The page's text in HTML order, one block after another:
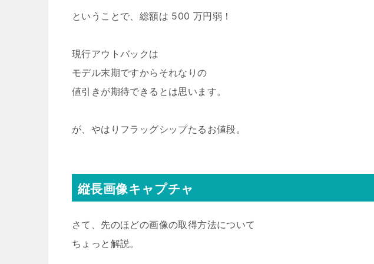
ということで、総額は 500 万円弱！
現行アウトバックは
モデル末期ですからそれなりの
値引きが期待できるとは思います。
が、やはりフラッグシップたるお値段。
縦長画像キャプチャ
さて、先のほどの画像の取得方法について
ちょっと解説。